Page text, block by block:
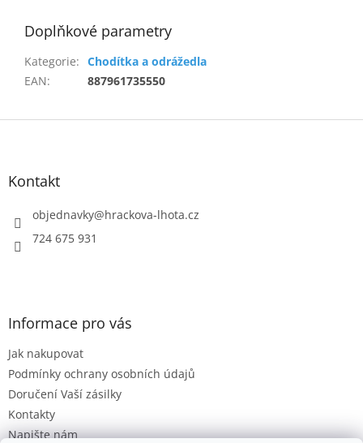
Doplňkové parametry
Kategorie: Chodítka a odrážedla
EAN: 887961735550
Z
Kontakt
objednavky@hrackova-lhota.cz
724 675 931
Informace pro vás
Jak nakupovat
Podmínky ochrany osobních údajů
Doručení Vaší zásilky
Kontakty
Napište nám